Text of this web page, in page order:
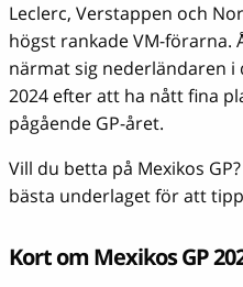
Leclerc, Verstappen och
högst rankade VM-förarna.
närmat sig nederländaren i
2024 efter att ha nått fina
pågående GP-året.
Vill du betta på Mexikos
bästa underlaget för att
Kort om Mexikos GP